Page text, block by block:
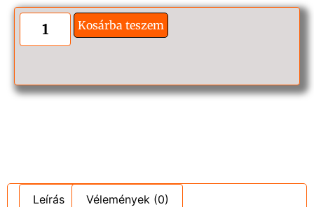
Kosárba teszem
Leírás Vélemények (0)